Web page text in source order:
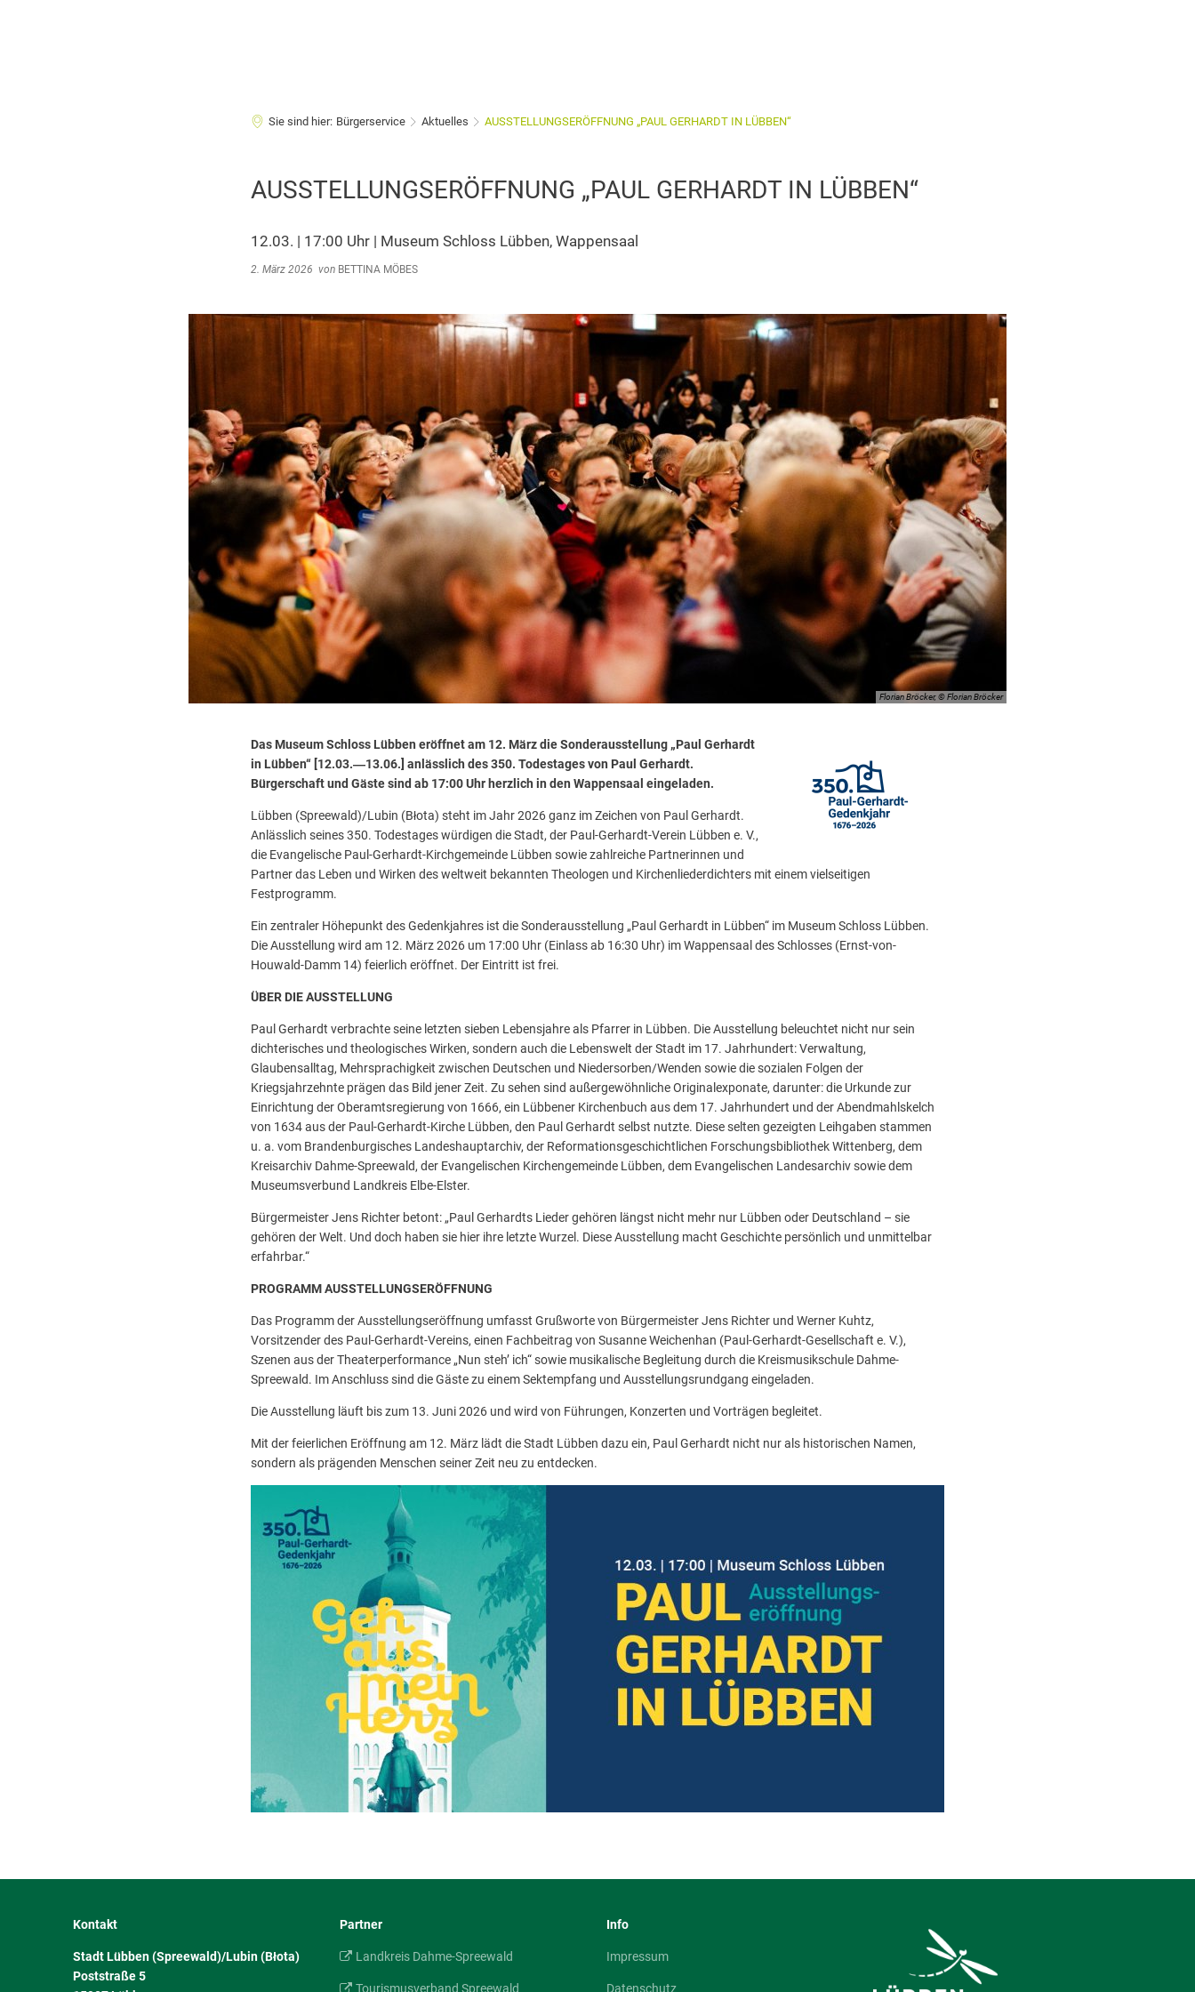
Sie sind hier: Bürgerservice Aktuelles AUSSTELLUNGSERÖFFNUNG „PAUL GERHARDT IN LÜBBEN“
AUSSTELLUNGSERÖFFNUNG „PAUL GERHARDT IN LÜBBEN“
12.03. | 17:00 Uhr | Museum Schloss Lübben, Wappensaal
2. März 2026 von BETTINA MÖBES
Florian Bröcker, © Florian Bröcker
Das Museum Schloss Lübben eröffnet am 12. März die Sonderausstellung „Paul Gerhardt
in Lübben“ [12.03.―13.06.] anlässlich des 350. Todestages von Paul Gerhardt.
Bürgerschaft und Gäste sind ab 17:00 Uhr herzlich in den Wappensaal eingeladen.
Lübben (Spreewald)/Lubin (Błota) steht im Jahr 2026 ganz im Zeichen von Paul Gerhardt.
Anlässlich seines 350. Todestages würdigen die Stadt, der Paul-Gerhardt-Verein Lübben e. V.,
die Evangelische Paul-Gerhardt-Kirchgemeinde Lübben sowie zahlreiche Partnerinnen und
Partner das Leben und Wirken des weltweit bekannten Theologen und Kirchenliederdichters mit einem vielseitigen
Festprogramm.
Ein zentraler Höhepunkt des Gedenkjahres ist die Sonderausstellung „Paul Gerhardt in Lübben“ im Museum Schloss Lübben.
Die Ausstellung wird am 12. März 2026 um 17:00 Uhr (Einlass ab 16:30 Uhr) im Wappensaal des Schlosses (Ernst-von-
Houwald-Damm 14) feierlich eröffnet. Der Eintritt ist frei.
ÜBER DIE AUSSTELLUNG
Paul Gerhardt verbrachte seine letzten sieben Lebensjahre als Pfarrer in Lübben. Die Ausstellung beleuchtet nicht nur sein
dichterisches und theologisches Wirken, sondern auch die Lebenswelt der Stadt im 17. Jahrhundert: Verwaltung,
Glaubensalltag, Mehrsprachigkeit zwischen Deutschen und Niedersorben/Wenden sowie die sozialen Folgen der
Kriegsjahrzehnte prägen das Bild jener Zeit. Zu sehen sind außergewöhnliche Originalexponate, darunter: die Urkunde zur
Einrichtung der Oberamtsregierung von 1666, ein Lübbener Kirchenbuch aus dem 17. Jahrhundert und der Abendmahlskelch
von 1634 aus der Paul-Gerhardt-Kirche Lübben, den Paul Gerhardt selbst nutzte. Diese selten gezeigten Leihgaben stammen
u. a. vom Brandenburgisches Landeshauptarchiv, der Reformationsgeschichtlichen Forschungsbibliothek Wittenberg, dem
Kreisarchiv Dahme-Spreewald, der Evangelischen Kirchengemeinde Lübben, dem Evangelischen Landesarchiv sowie dem
Museumsverbund Landkreis Elbe-Elster.
Bürgermeister Jens Richter betont: „Paul Gerhardts Lieder gehören längst nicht mehr nur Lübben oder Deutschland – sie
gehören der Welt. Und doch haben sie hier ihre letzte Wurzel. Diese Ausstellung macht Geschichte persönlich und unmittelbar
erfahrbar.“
PROGRAMM AUSSTELLUNGSERÖFFNUNG
Das Programm der Ausstellungseröffnung umfasst Grußworte von Bürgermeister Jens Richter und Werner Kuhtz,
Vorsitzender des Paul-Gerhardt-Vereins, einen Fachbeitrag von Susanne Weichenhan (Paul-Gerhardt-Gesellschaft e. V.),
Szenen aus der Theaterperformance „Nun steh’ ich“ sowie musikalische Begleitung durch die Kreismusikschule Dahme-
Spreewald. Im Anschluss sind die Gäste zu einem Sektempfang und Ausstellungsrundgang eingeladen.
Die Ausstellung läuft bis zum 13. Juni 2026 und wird von Führungen, Konzerten und Vorträgen begleitet.
Mit der feierlichen Eröffnung am 12. März lädt die Stadt Lübben dazu ein, Paul Gerhardt nicht nur als historischen Namen,
sondern als prägenden Menschen seiner Zeit neu zu entdecken.
Kontakt
Stadt Lübben (Spreewald)/Lubin (Błota)
Poststraße 5
Partner
Landkreis Dahme-Spreewald
Tourismusverband Spreewald
Info
Impressum
Datenschutz